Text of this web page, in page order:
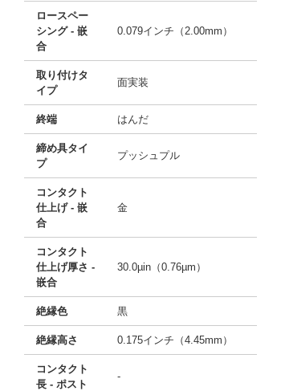
ロースペー
シング - 嵌
合
0.079インチ（2.00mm）
取り付けタ
イプ
面実装
終端 はんだ
締め具タイ
プ
プッシュプル
コンタクト
仕上げ - 嵌
合
金
コンタクト
仕上げ厚さ -
嵌合
30.0µin（0.76µm）
絶縁色 黒
絶縁高さ 0.175インチ（4.45mm）
コンタクト
長 - ポスト
-